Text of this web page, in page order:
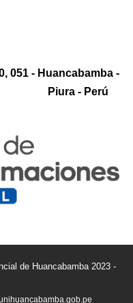
051 - Huancabamba -
Piura - Perú
de Huancabamba 2023 -